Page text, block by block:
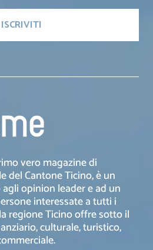
vero magazine di
del Cantone Ticino, è un
opinion leader e ad un
interessate a tutti i
regione Ticino offre sotto il
culturale, turistico,